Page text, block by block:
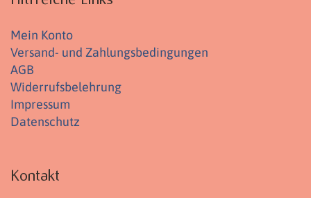
Mein Konto
Versand- und Zahlungsbedingungen
AGB
Widerrufsbelehrung
Impressum
Datenschutz
Kontakt